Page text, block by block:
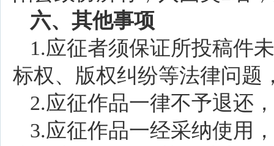
六、其他事项
1.应征者须保证所投稿件
标权、版权纠纷等法律问题
2.应征作品一律不予退还
3.应征作品一经采纳使用